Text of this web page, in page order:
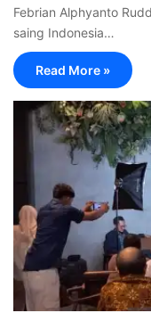
Febrian Alphyanto
saing Indonesia…
Read More »